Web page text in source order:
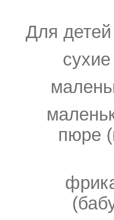
Для
пюре